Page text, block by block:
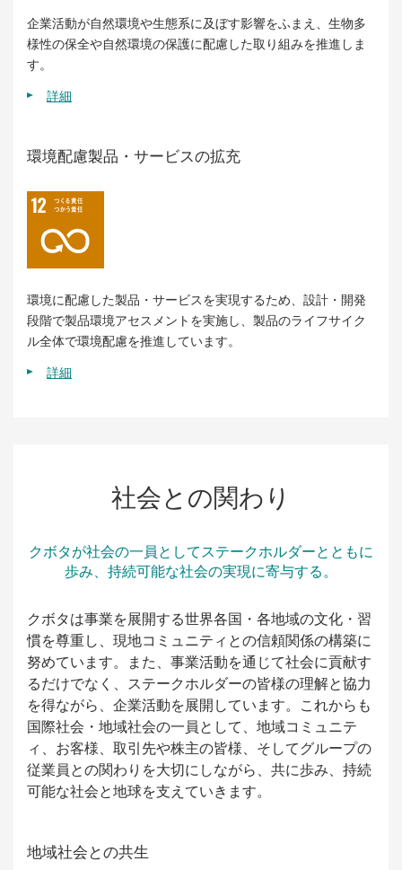
企業活動が自然環境や生態系に及ぼす影響をふまえ、生物多
様性の保全や自然環境の保護に配慮した取り組みを推進しま
す。
詳細
環境配慮製品・サービスの拡充
環境に配慮した製品・サービスを実現するため、設計・開発
段階で製品環境アセスメントを実施し、製品のライフサイク
ル全体で環境配慮を推進しています。
詳細
社会との関わり
クボタが社会の一員としてステークホルダーとともに
歩み、持続可能な社会の実現に寄与する。
クボタは事業を展開する世界各国・各地域の文化・習
慣を尊重し、現地コミュニティとの信頼関係の構築に
努めています。また、事業活動を通じて社会に貢献す
るだけでなく、ステークホルダーの皆様の理解と協力
を得ながら、企業活動を展開しています。これからも
国際社会・地域社会の一員として、地域コミュニテ
ィ、お客様、取引先や株主の皆様、そしてグループの
従業員との関わりを大切にしながら、共に歩み、持続
可能な社会と地球を支えていきます。
地域社会との共生